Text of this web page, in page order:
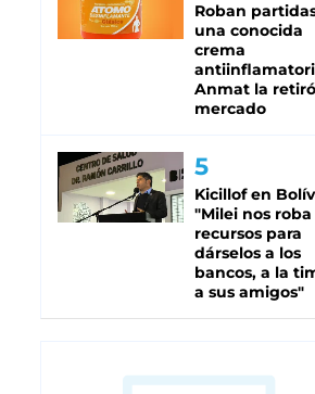
Roban
una conocida
crema
Anmat la
mercado
Kicillof en
"Milei nos roba
recursos para
dárselos a los
bancos, a la
a sus amigos"